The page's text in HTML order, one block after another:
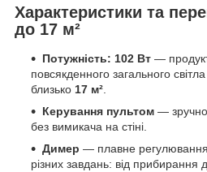
Характеристики та
до 17 м²
Потужність: 102 Вт —
повсякденного загального
близько 17 м²
Керування пультом — зручно
без вимикача на стіні.
Димер — плавне регулювання
різних завдань: від прибирання